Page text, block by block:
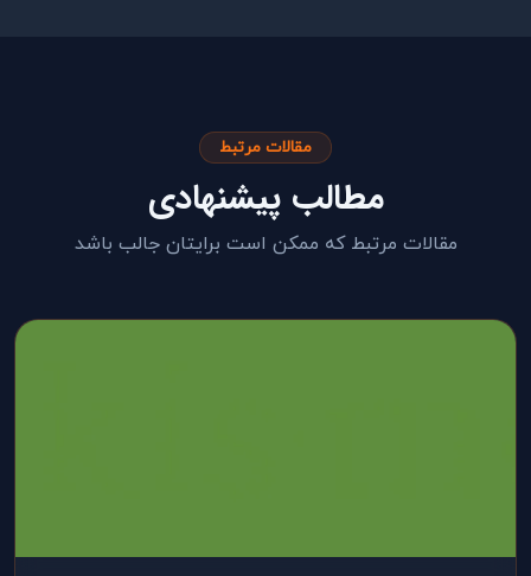
مقالات مرتبط
مطالب پیشنهادی
مقالات مرتبط که ممکن است برایتان جالب باشد